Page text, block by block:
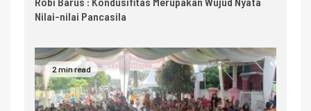
Nilai-nilai Pancasila
2 min read